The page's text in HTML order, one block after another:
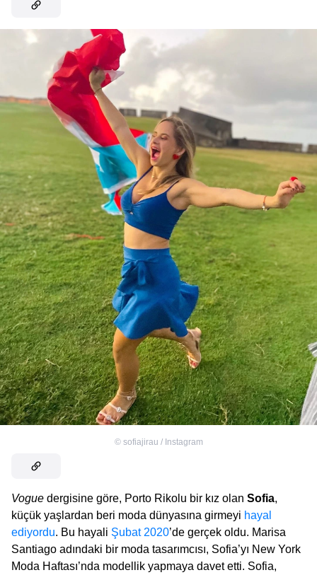
© sofiajirau / Instagram
Vogue dergisine göre, Porto Rikolu bir kız olan Sofia,
küçük yaşlardan beri moda dünyasına girmeyi hayal
ediyordu. Bu hayali Şubat 2020’de gerçek oldu. Marisa
Santiago adındaki bir moda tasarımcısı, Sofia’yı New York
Moda Haftası’nda modellik yapmaya davet etti. Sofia,